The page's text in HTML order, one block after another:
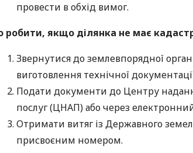
провести в обхід вимог.
робити, якщо ділянка не має
Звернутися до землевпорядної
виготовлення технічної
Подати документи до Центру
послуг (ЦНАП) або через
Отримати витяг із Державного
присвоєним номером.